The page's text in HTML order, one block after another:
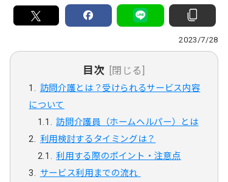
2023/7/28
目次 [閉じる]
訪問介護とは？受けられるサービス内容
について
訪問介護員（ホームヘルパー）とは
利用検討するタイミングは？
利用する際のポイント・注意点
サービス利用までの流れ